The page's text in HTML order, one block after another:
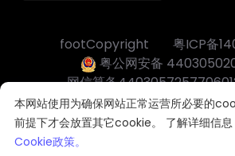
本网站使用为确保网站正常运营所必要的
前提下才会放置其它cookie。 了解详细信
Cookie政策。
footCopyright
粤ICP备
粤公网安备
网信算备
footTerms
footPrivacy
footLicenseAgreement